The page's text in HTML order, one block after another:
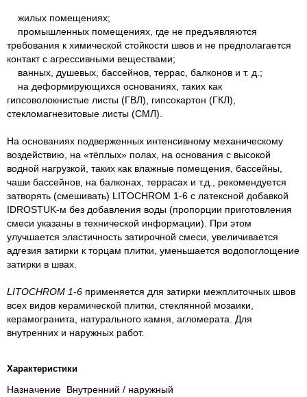
жилых помещениях;
промышленных помещениях, где не предъявляются
требования к химической стойкости швов и не предполагается
контакт с агрессивными веществами;
ванных, душевых, бассейнов, террас, балконов и т. д.;
на деформирующихся основаниях, таких как
гипсоволокнистые листы (ГВЛ), гипсокартон (ГКЛ),
стекломагнезитовые листы (СМЛ).
На основаниях подверженных интенсивному механическому
воздействию, на «тёплых» полах, на основания с высокой
водной нагрузкой, таких как влажные помещения, бассейны,
чаши бассейнов, на балконах, террасах и т.д., рекомендуется
затворять (смешивать) LITOCHROM 1-6 с латексной добавкой
IDROSTUK-м без добавления воды (пропорции приготовления
смеси указаны в технической информации). При этом
улучшается эластичность затирочной смеси, увеличивается
адгезия затирки к торцам плитки, уменьшается водопоглощение
затирки в швах.
LITOCHROM 1-6 применяется для затирки межплиточных швов
всех видов керамической плитки, стеклянной мозаики,
керамогранита, натурального камня, агломерата. Для
внутренних и наружных работ.
Характеристики
Назначение Внутренний / наружный